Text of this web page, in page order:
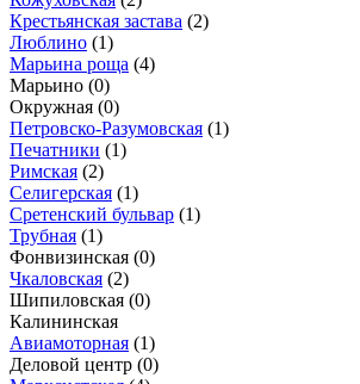
Крестьянская застава (2)
Люблино (1)
Марьина роща (4)
Марьино (0)
Окружная (0)
Петровско-Разумовская (1)
Печатники (1)
Римская (2)
Селигерская (1)
Сретенский бульвар (1)
Трубная (1)
Фонвизинская (0)
Чкаловская (2)
Шипиловская (0)
Калининская
Авиамоторная (1)
Деловой центр (0)